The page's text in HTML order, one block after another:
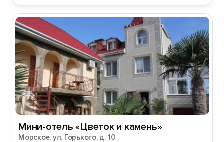
Мини-отель «Цветок и камень»
Морское, ул. Горького, д. 10